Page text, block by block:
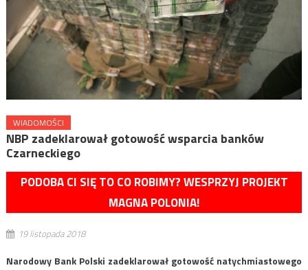
WIADOMOŚCI
NBP zadeklarował gotowość wsparcia banków
Czarneckiego
PODOBA CI SIĘ TO CO ROBIMY? WESPRZYJ PROJEKT
MAGNA POLONIA!
19 listopada 2018
Narodowy Bank Polski zadeklarował gotowość natychmiastowego